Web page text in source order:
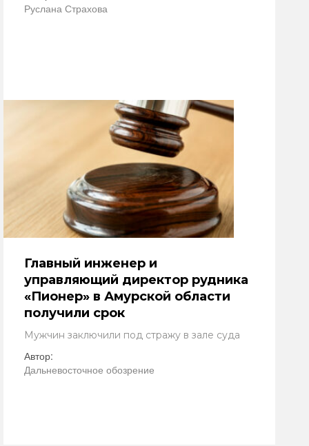
Руслана Страхова
Главный инженер и
управляющий директор рудника
«Пионер» в Амурской области
получили срок
Мужчин заключили под стражу в зале суда
Автор:
Дальневосточное обозрение